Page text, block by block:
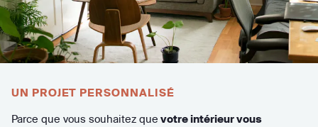
UN PROJET PERSONNALISÉ
Parce que vous souhaitez que votre intérieur vous